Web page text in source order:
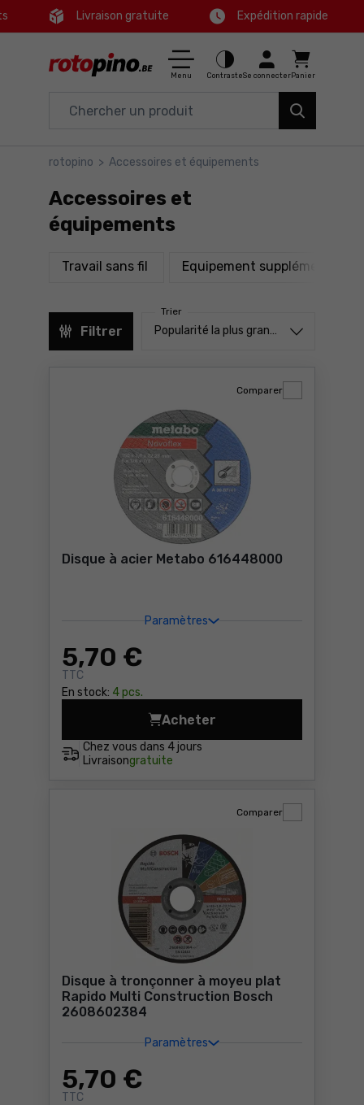
Ctrl M
Menu principal
Filtres
Produits
Carte du site
Livraison gratuite Expédition rapide
Menu ContrasteSe connecter Panier
Maison & Jardin
Bons plans
rotopino > Accessoires et équipements
Accessoires et
équipements
Travail sans fil produitsEquipement supplémentaire
Filtrer
Trier
Trier à partir de
Popularité la plus grande
Disque à acier Metabo 616448000
Paramètres
5,70 €
TTC
En stock: 4 pcs.
Comparer
Chez vous dans 4 jours
Livraisongratuite
Acheter
Disque à acier Metabo
Disque à tronçonner à moyeu plat
Rapido Multi Construction Bosch
2608602384
Paramètres
5,70 €
TTC
Comparer